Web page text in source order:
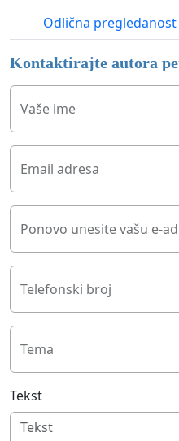
Odlična pregledanost
Kontaktirajte autora
Vaše ime
Email adresa
Ponovo unesite vašu e-
Telefonski broj
Tema
Tekst